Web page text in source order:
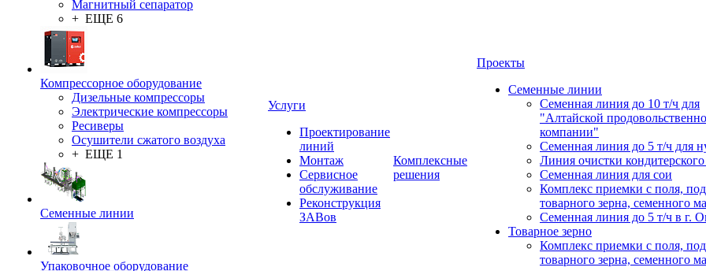
Магнитный сепаратор
+ ЕЩЕ 6
Компрессорное оборудование
Дизельные компрессоры
Электрические компрессоры
Ресиверы
Осушители сжатого воздуха
+ ЕЩЕ 1
Семенные линии
Упаковочное оборудование
Услуги
Проектирование
линий
Монтаж
Сервисное
обслуживание
Реконструкция
ЗАВов
Комплексные
решения
Проекты
Семенные линии
Семенная линия до 10 т/ч для
"Алтайской
компании"
Семенная линия до 5 т/ч для
Линия очистки кондитерского
Семенная линия для сои
Комплекс приемки с поля,
товарного зерна, семенного
Семенная линия до 5 т/ч в г.
Товарное зерно
Комплекс приемки с поля,
товарного зерна, семенного